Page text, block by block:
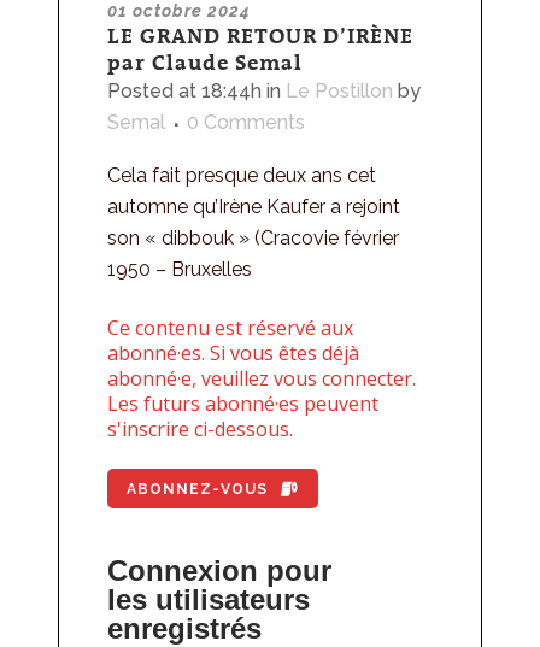
01 octobre 2024
LE GRAND RETOUR D’IRÈNE
par Claude Semal
Posted at 18:44h in Le Postillon by
Semal
0 Comments
Cela fait presque deux ans cet
automne qu’Irène Kaufer a rejoint
son « dibbouk » (Cracovie février
1950 – Bruxelles
Ce contenu est réservé aux
abonné·es. Si vous êtes déjà
abonné·e, veuillez vous connecter.
Les futurs abonné·es peuvent
s'inscrire ci-dessous.
ABONNEZ-VOUS
Connexion pour
les utilisateurs
enregistrés